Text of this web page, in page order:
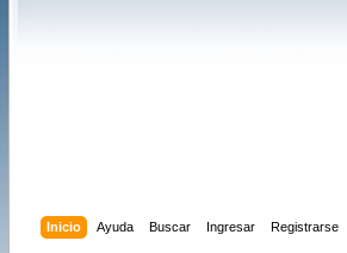
Inicio Ayuda Buscar Ingresar Registrarse